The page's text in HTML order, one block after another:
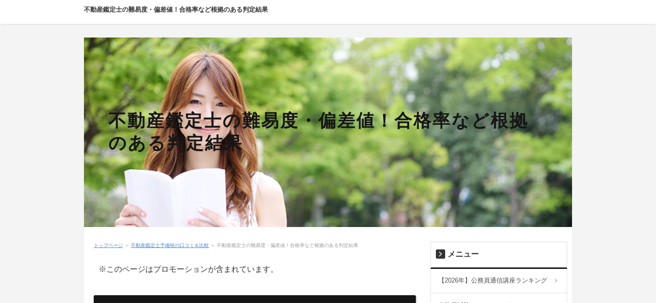
不動産鑑定士の難易度・偏差値！合格率など根拠のある判定結果
不動産鑑定士の難易度・偏差値！合格率など根拠
のある判定結果
トップページ ＞ 不動産鑑定士予備校の口コミ＆比較 ＞ 不動産鑑定士の難易度・偏差値！合格率など根拠のある判定結果
※このページはプロモーションが含まれています。
メニュー
【2026年】公務員通信講座ランキング